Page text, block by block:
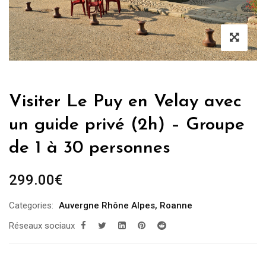
Visiter Le Puy en Velay avec
un guide privé (2h) – Groupe
de 1 à 30 personnes
299.00€
Categories: Auvergne Rhône Alpes, Roanne
Réseaux sociaux